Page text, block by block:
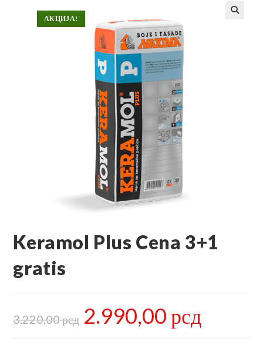
АКЦИЈА!
Keramol Plus Cena 3+1
gratis
3.220,00рсд
Оригинална
цена
је
2.990,00рсдје: